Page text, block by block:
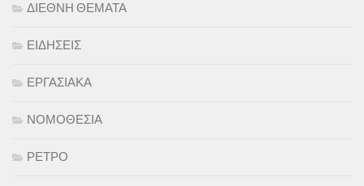
ΔΙΕΘΝΗ ΘΕΜΑΤΑ
ΕΙΔΗΣΕΙΣ
ΕΡΓΑΣΙΑΚΑ
ΝΟΜΟΘΕΣΙΑ
ΡΕΤΡΟ